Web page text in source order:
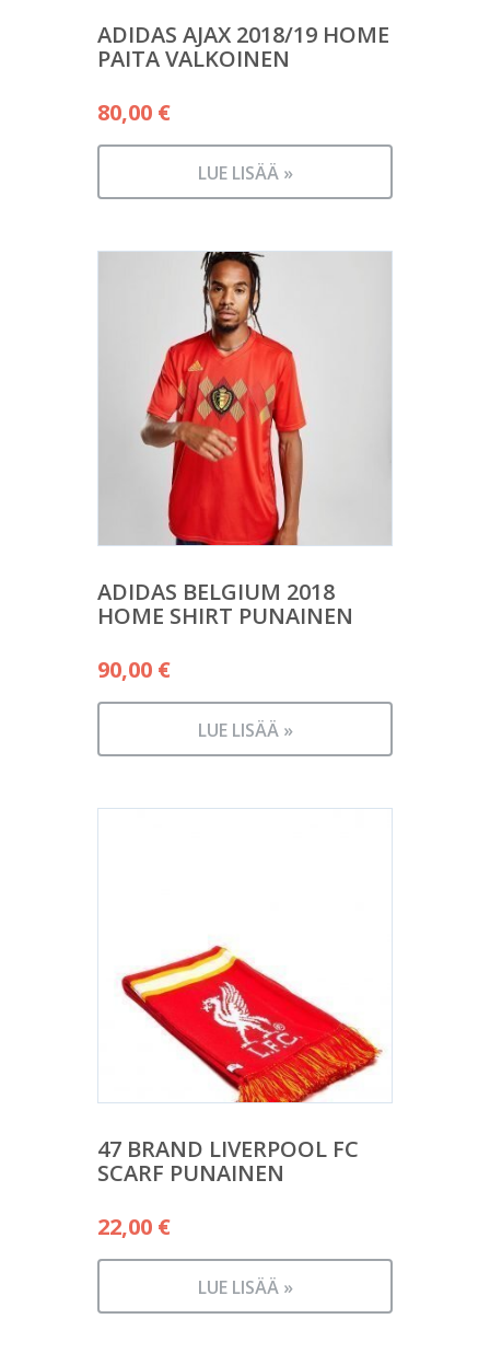
ADIDAS AJAX 2018/19 HOME
PAITA VALKOINEN
80,00 €
LUE LISÄÄ »
ADIDAS BELGIUM 2018
HOME SHIRT PUNAINEN
90,00 €
LUE LISÄÄ »
47 BRAND LIVERPOOL FC
SCARF PUNAINEN
22,00 €
LUE LISÄÄ »